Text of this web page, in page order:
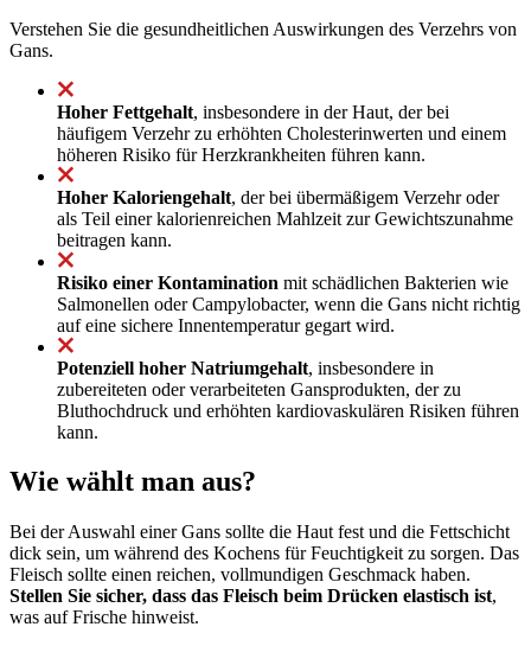
Verstehen Sie die gesundheitlichen Auswirkungen des Verzehrs von
Gans.
Hoher Fettgehalt, insbesondere in der Haut, der bei
häufigem Verzehr zu erhöhten Cholesterinwerten und einem
höheren Risiko für Herzkrankheiten führen kann.
Hoher Kaloriengehalt, der bei übermäßigem Verzehr oder
als Teil einer kalorienreichen Mahlzeit zur Gewichtszunahme
beitragen kann.
Risiko einer Kontamination mit schädlichen Bakterien wie
Salmonellen oder Campylobacter, wenn die Gans nicht richtig
auf eine sichere Innentemperatur gegart wird.
Potenziell hoher Natriumgehalt, insbesondere in
zubereiteten oder verarbeiteten Gansprodukten, der zu
Bluthochdruck und erhöhten kardiovaskulären Risiken führen
kann.
Wie wählt man aus?
Bei der Auswahl einer Gans sollte die Haut fest und die Fettschicht
dick sein, um während des Kochens für Feuchtigkeit zu sorgen. Das
Fleisch sollte einen reichen, vollmundigen Geschmack haben.
Stellen Sie sicher, dass das Fleisch beim Drücken elastisch ist,
was auf Frische hinweist.